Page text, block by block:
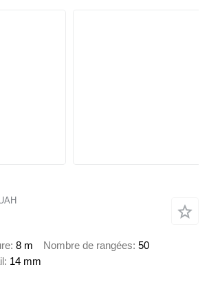
8 m Nombre de rangées 50
14 mm